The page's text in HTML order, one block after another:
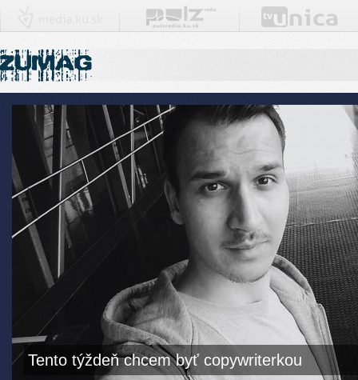
Tento týždeň chcem byť copywriterkou